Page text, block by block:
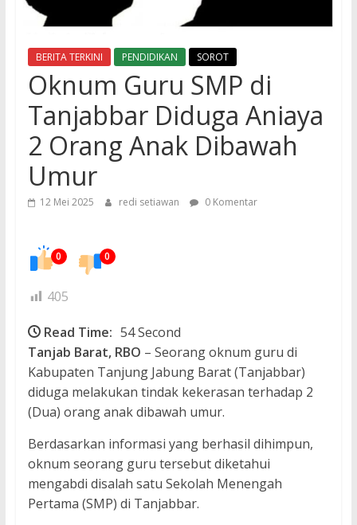
BERITA TERKINI PENDIDIKAN SOROT
Oknum Guru SMP di
Tanjabbar Diduga Aniaya
2 Orang Anak Dibawah
Umur
12 Mei 2025 redi setiawan 0 Komentar
0 0
405
Read Time: 54 Second
Tanjab Barat, RBO – Seorang oknum guru di
Kabupaten Tanjung Jabung Barat (Tanjabbar)
diduga melakukan tindak kekerasan terhadap 2
(Dua) orang anak dibawah umur.
Berdasarkan informasi yang berhasil dihimpun,
oknum seorang guru tersebut diketahui
mengabdi disalah satu Sekolah Menengah
Pertama (SMP) di Tanjabbar.